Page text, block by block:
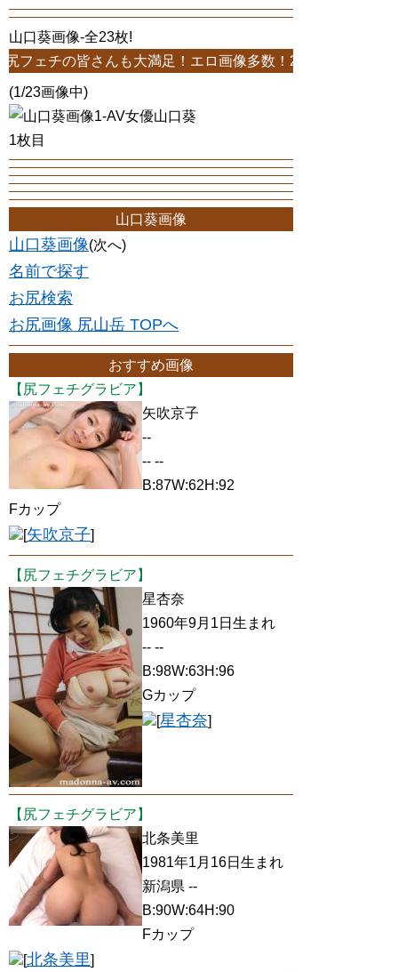
山口葵画像-全23枚!
皆さんも大満足！エロ画像多数！23枚中1ページ-山口葵
(1/23画像中)
1枚目
山口葵画像
山口葵画像(次へ)
名前で探す
お尻検索
お尻画像 尻山岳 TOPへ
おすすめ画像
【尻フェチグラビア】
矢吹京子
--
-- --
B:87W:62H:92
Fカップ
[矢吹京子]
【尻フェチグラビア】
星杏奈
1960年9月1日生まれ
-- --
B:98W:63H:96
Gカップ
[星杏奈]
【尻フェチグラビア】
北条美里
1981年1月16日生まれ
新潟県 --
B:90W:64H:90
Fカップ
[北条美里]